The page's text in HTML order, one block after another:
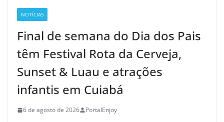
NOTÍCIAS
Final de semana do Dia dos Pais
têm Festival Rota da Cerveja,
Sunset & Luau e atrações
infantis em Cuiabá
6 de agosto de 2026 PortalEnjoy